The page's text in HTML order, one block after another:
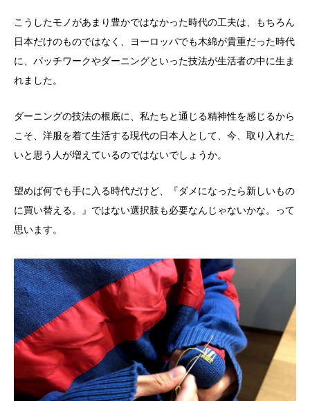
こうしたモノがあまり豊かではなかった時代の工夫は、もちろん
日本だけのものではなく、ヨーロッパでも木綿が貴重だった時代
に、パッチワークやダーニングといった技法が生活者の中に生ま
れました。
ダーニングの技法の根底に、私たちと通じる精神性を感じるから
こそ、洋服を着て生活する現代の日本人として、今、取り入れた
いと思う人が増えているのではないでしょうか。
望めば何でも手に入る時代だけど、『ダメになったら新しいもの
に買い替える。』ではない選択肢も必要なんじゃないかな。って
思います。